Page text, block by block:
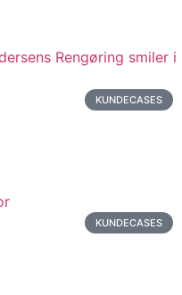
KUNDECASES
KUNDECASES